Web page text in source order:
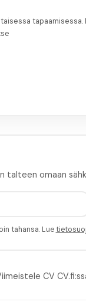
tapaamisessa.
talteen omaan
tahansa. Lue
CV